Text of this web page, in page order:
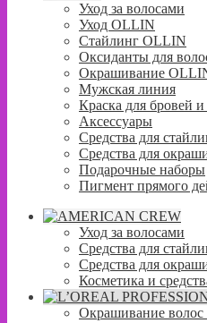
Уход за волосами
Уход OLLIN
Стайлинг OLLIN
Оксиданты для
Окрашивание
Мужская линия
Краска для бровей
Аксессуары
Средства для
Средства для
Подарочные наборы
Пигмент прямого
Уход за волосами
Средства для
Средства для
Косметика и
Окрашивание волос